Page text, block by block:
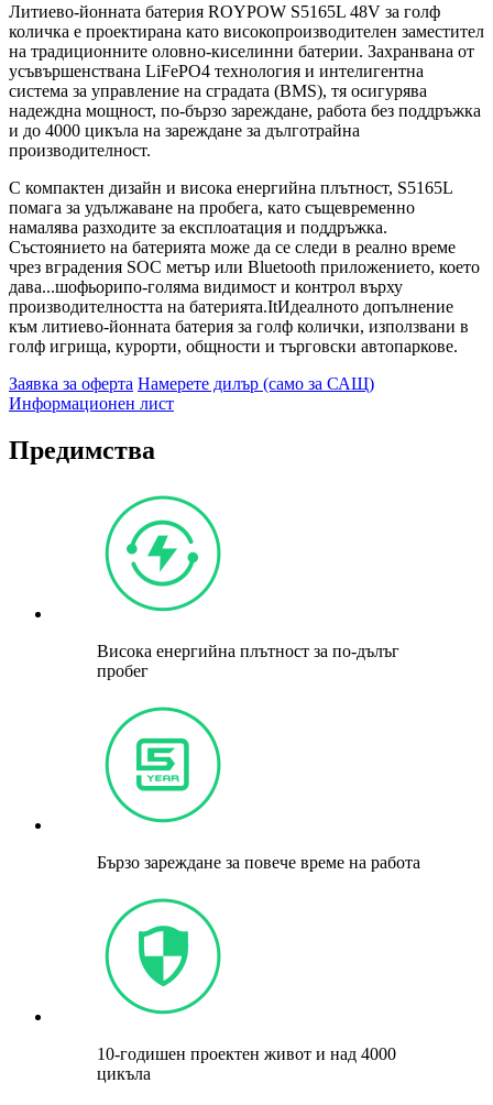
Литиево-йонната батерия ROYPOW S5165L 48V за голф
количка е проектирана като високопроизводителен заместител
на традиционните оловно-киселинни батерии. Захранвана от
усъвършенствана LiFePO4 технология и интелигентна
система за управление на сградата (BMS), тя осигурява
надеждна мощност, по-бързо зареждане, работа без поддръжка
и до 4000 цикъла на зареждане за дълготрайна
производителност.
С компактен дизайн и висока енергийна плътност, S5165L
помага за удължаване на пробега, като същевременно
намалява разходите за експлоатация и поддръжка.
Състоянието на батерията може да се следи в реално време
чрез вградения SOC метър или Bluetooth приложението, което
дава...шофьорипо-голяма видимост и контрол върху
производителността на батерията.ItИдеалното допълнение
към литиево-йонната батерия за голф колички, използвани в
голф игрища, курорти, общности и търговски автопаркове.
Заявка за оферта Намерете дилър (само за САЩ)
Информационен лист
Предимства
Висока енергийна плътност за по-дълъг
пробег
Бързо зареждане за повече време на работа
10-годишен проектен живот и над 4000
цикъла